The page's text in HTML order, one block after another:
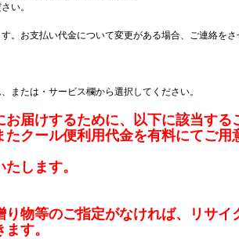
い。
。お支払い代金について変更がある場合、ご連絡を
または・サービス欄から選択してください。
届けするために、以下に該当する
クール便利用代金を有料にてご用
します。
物等のご指定がなければ、リサイ
す。